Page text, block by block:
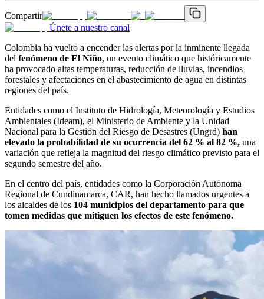
Compartir
Únete a nuestro canal
Colombia ha vuelto a encender las alertas por la inminente llegada
del fenómeno de El Niño, un evento climático que históricamente
ha provocado altas temperaturas, reducción de lluvias, incendios
forestales y afectaciones en el abastecimiento de agua en distintas
regiones del país.
Entidades como el Instituto de Hidrología, Meteorología y Estudios
Ambientales (Ideam), el Ministerio de Ambiente y la Unidad
Nacional para la Gestión del Riesgo de Desastres (Ungrd) han
elevado la probabilidad de su ocurrencia del 62 % al 82 %, una
variación que refleja la magnitud del riesgo climático previsto para el
segundo semestre del año.
En el centro del país, entidades como la Corporación Autónoma
Regional de Cundinamarca, CAR, han hecho llamados urgentes a
los alcaldes de los 104 municipios del departamento para que
tomen medidas que mitiguen los efectos de este fenómeno.